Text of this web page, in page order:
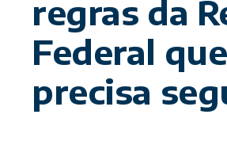
regras da
Federal
precisa